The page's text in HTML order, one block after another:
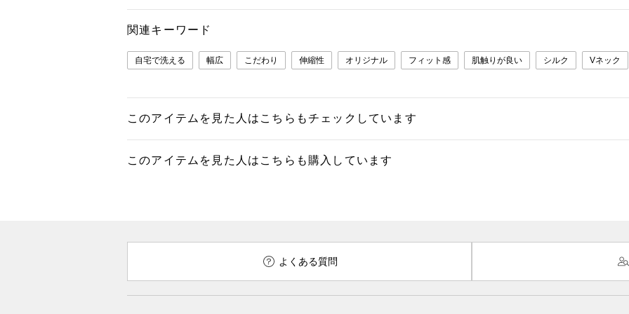
関連キーワード
自宅で洗える 幅広 こだわり 伸縮性 オリジナル フィット感 肌触りが良い シルク Vネック
このアイテムを見た人はこちらもチェックしています
このアイテムを見た人はこちらも購入しています
よくある質問